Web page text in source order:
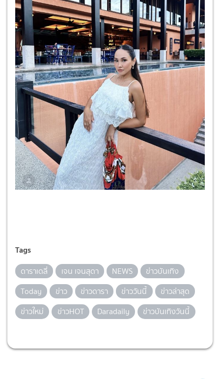
Tags
ดาราเดลี่ เจน เจนสุดา NEWS
ข่าวบันเทิง
Today
ข่าว ข่าวดารา ข่าววันนี้
ข่าวล่าสุด
ข่าวใหม่
ข่าวHOT Daradaily ข่าวบันเทิงวันนี้